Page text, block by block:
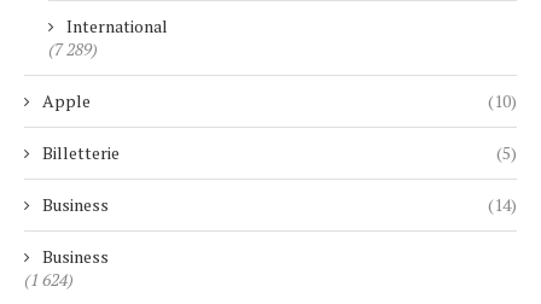
International
(7 289)
Apple (10)
Billetterie (5)
Business (14)
Business
(1 624)